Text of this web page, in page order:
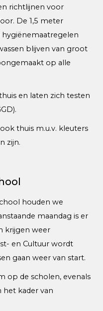
richtlijnen voor
De 1,5 meter
blijven van groot
op alle
en laten zich testen
thuis m.u.v. kleuters
zijn.
houden we
maandag is er
krijgen weer
en Cultuur wordt
gaan weer van start.
op de scholen, evenals
het kader van